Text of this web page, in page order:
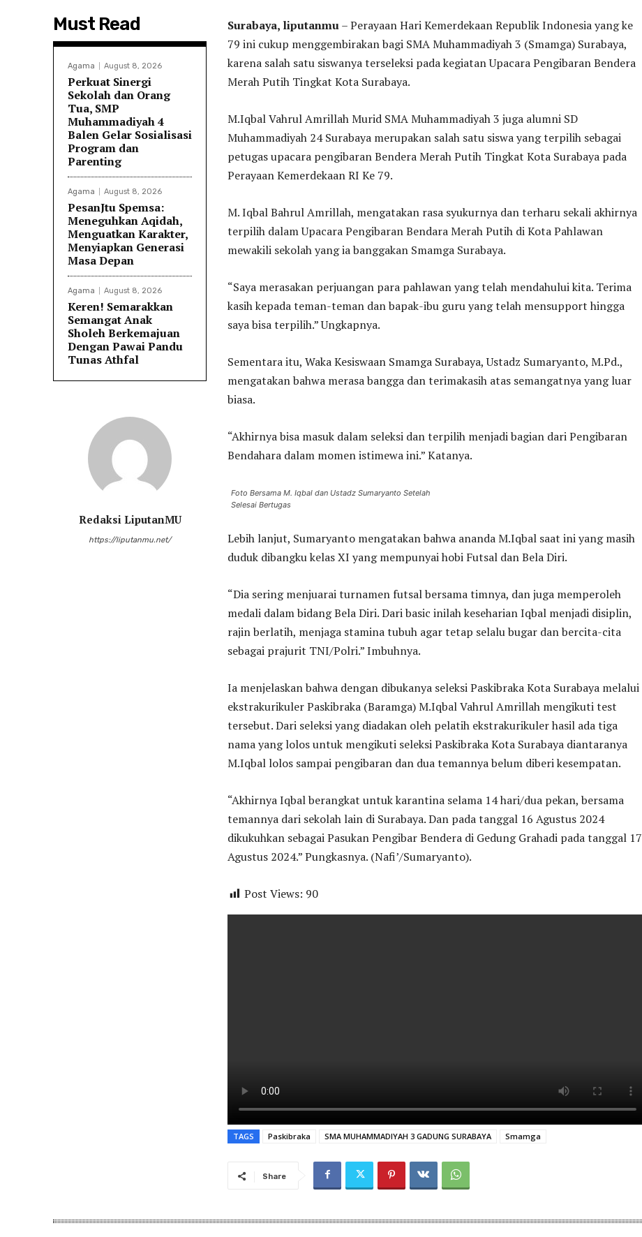
Must Read
Agama August 8, 2026
Perkuat Sinergi
Sekolah dan Orang
Tua, SMP
Muhammadiyah 4
Balen Gelar Sosialisasi
Program dan
Parenting
Agama August 8, 2026
PesanJtu Spemsa:
Meneguhkan Aqidah,
Menguatkan Karakter,
Menyiapkan Generasi
Masa Depan
Agama August 8, 2026
Keren! Semarakkan
Semangat Anak
Sholeh Berkemajuan
Dengan Pawai Pandu
Tunas Athfal
Redaksi LiputanMU
https://liputanmu.net/
Surabaya, liputanmu– Perayaan Hari Kemerdekaan Republik Indonesia yang ke
79 ini cukup menggembirakan bagi SMA Muhammadiyah 3 (Smamga) Surabaya,
karena salah satu siswanya terseleksi pada kegiatan Upacara Pengibaran Bendera
Merah Putih Tingkat Kota Surabaya.
M.Iqbal Vahrul Amrillah Murid SMA Muhammadiyah 3 juga alumni SD
Muhammadiyah 24 Surabaya merupakan salah satu siswa yang terpilih sebagai
petugas upacara pengibaran Bendera Merah Putih Tingkat Kota Surabaya pada
Perayaan Kemerdekaan RI Ke 79.
M. Iqbal Bahrul Amrillah, mengatakan rasa syukurnya dan terharu sekali akhirnya
terpilih dalam Upacara Pengibaran Bendara Merah Putih di Kota Pahlawan
mewakili sekolah yang ia banggakan Smamga Surabaya.
“Saya merasakan perjuangan para pahlawan yang telah mendahului kita. Terima
kasih kepada teman-teman dan bapak-ibu guru yang telah mensupport hingga
saya bisa terpilih.” Ungkapnya.
Sementara itu, Waka Kesiswaan Smamga Surabaya, Ustadz Sumaryanto, M.Pd.,
mengatakan bahwa merasa bangga dan terimakasih atas semangatnya yang luar
biasa.
“Akhirnya bisa masuk dalam seleksi dan terpilih menjadi bagian dari Pengibaran
Bendahara dalam momen istimewa ini.” Katanya.
Foto Bersama M. Iqbal dan Ustadz Sumaryanto Setelah
Selesai Bertugas
Lebih lanjut, Sumaryanto mengatakan bahwa ananda M.Iqbal saat ini yang masih
duduk dibangku kelas XI yang mempunyai hobi Futsal dan Bela Diri.
“Dia sering menjuarai turnamen futsal bersama timnya, dan juga memperoleh
medali dalam bidang Bela Diri. Dari basic inilah keseharian Iqbal menjadi disiplin,
rajin berlatih, menjaga stamina tubuh agar tetap selalu bugar dan bercita-cita
sebagai prajurit TNI/Polri.” Imbuhnya.
Ia menjelaskan bahwa dengan dibukanya seleksi Paskibraka Kota Surabaya melalui
ekstrakurikuler Paskibraka (Baramga) M.Iqbal Vahrul Amrillah mengikuti test
tersebut. Dari seleksi yang diadakan oleh pelatih ekstrakurikuler hasil ada tiga
nama yang lolos untuk mengikuti seleksi Paskibraka Kota Surabaya diantaranya
M.Iqbal lolos sampai pengibaran dan dua temannya belum diberi kesempatan.
“Akhirnya Iqbal berangkat untuk karantina selama 14 hari/dua pekan, bersama
temannya dari sekolah lain di Surabaya. Dan pada tanggal 16 Agustus 2024
dikukuhkan sebagai Pasukan Pengibar Bendera di Gedung Grahadi pada tanggal 17
Agustus 2024.” Pungkasnya. (Nafi’/Sumaryanto).
Post Views: 90
TAGS Paskibraka SMA MUHAMMADIYAH 3 GADUNG SURABAYA Smamga
Share